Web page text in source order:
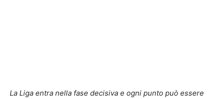
La Liga entra nella fase decisiva e ogni punto può essere